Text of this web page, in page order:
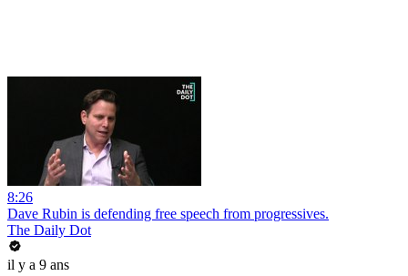
8:26
Dave Rubin is defending free speech from progressives.
The Daily Dot
il y a 9 ans